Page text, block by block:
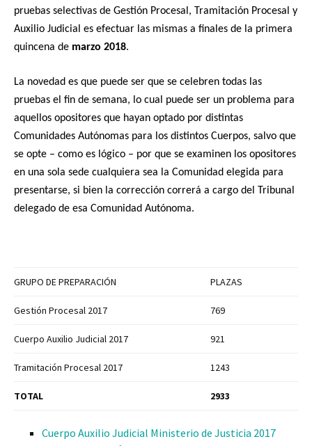
pruebas selectivas de Gestión Procesal, Tramitación Procesal y
Auxilio Judicial es efectuar las mismas a finales de la primera
quincena de marzo 2018.
La novedad es que puede ser que se celebren todas las
pruebas el fin de semana, lo cual puede ser un problema para
aquellos opositores que hayan optado por distintas
Comunidades Autónomas para los distintos Cuerpos, salvo que
se opte – como es lógico – por que se examinen los opositores
en una sola sede cualquiera sea la Comunidad elegida para
presentarse, si bien la corrección correrá a cargo del Tribunal
delegado de esa Comunidad Autónoma.
GRUPO DE PREPARACIÓN PLAZAS
Gestión Procesal 2017 769
Cuerpo Auxilio Judicial 2017 921
Tramitación Procesal 2017 1243
TOTAL 2933
Cuerpo Auxilio Judicial Ministerio de Justicia 2017